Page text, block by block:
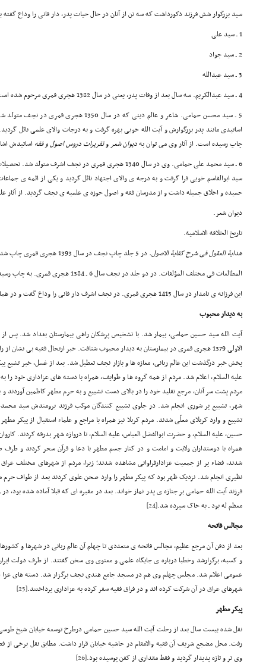
سید بزرگوار شش فرزند ذکورداشت که سه تن از آنان در حال حیات پدر، دار فانی را وداع گفته
1 ـ سید علی
2 ـ سید جواد
3 ـ سید عبدالله
4 ـ سید عبدالکریم. سه سال بعد از وفات پدر، یعنی در سال 1382 هجری قمری مرحوم شده است.
5 ـ سید محسن حمامی. شاعر و عالم دینی که در
اساتیدی مانند پدر بزرگوارش و آیت الله خویی بهره گرفت و به درجات والای علمی نائل
چاپ رسیده است. از آثار وی می توان بهدیوان شعروتقریرات دروس اصول و فقه اساتیدش
6 ـ سید محمد علی حمامی. وی در سال 1340 هجری قمری در نجف اشرف
سید ابوالقاسم خویی فرا گرفت و به درجه ی والای اجتهاد نائل گردید و یکی از ائمه ی
حمیده و اخلاق جمیله داشت و از مدرسان فقه و اصول حوزه ی علمیه ی نجف گردید. از آثار
دیوان شعر.
تاریخ الخلافة الاسلامیة.
هدایة العقول فی شرح کفایة الاصول. در 5 جلد چاپ نجف در سال 1393 هجری قمری چاپ شد.
المطالعات فی مختلف المؤلفات. در دو جلد در نجف سال 6 ـ 1384 هجری قمری. به چاپ رسیده است.
این فرزانه ی نامدار در سال 1415 هجری قمری. در نجف اشرف دار فانی را وداع گفت و در همان جا مدفون گردید.
به دیدار محبوب
الاولی 1379 هجری قمری در بیمارستان به دیدار محبوب شتافت. خبر ارتحال فقیه بی
پخش خبر درگذشت این عالم ربانی، مغازه ها و بازار نجف تعطیل شد. بعد از غسل، خبر تشیع
علیه السلام، اعلام شد. مردم از همه گروه ها و طوایف، همراه با دسته های عزاداری خود
مردم پشت سر آنان، مرجع تقلید خود را در بالای دست تشییع و به حرم مطهر کاظمین آوردند و
شهر، تشییع پر شوری انجام شد. در جلوی تشییع کنندگان موکب فرزند برومندش سید
تشییع و وارد کربلای معلّی شدند. مردم کربلا نیز همراه با مراجع و علماء استقبال از پیکر
حسین، علیه السلام، و حضرت ابوالفضل العباس، علیه السلام، تا دروازه شهر بدرقه کردند.
همراه با دوستداران ولایت و امامت و در کنار جسم مطهر با دعا و قرآن سحر کردند و
شدند، فضاء پر از جمعیت عزادارفراوانی مشاهده شدند؛ زیرا، مردم از شهرهای مختلف
نظیری انجام شد. نزدیک ظهر بود که پیکر مطهر را وارد صحن علوی کردند بعد از طواف
فرزند آیت الله حمامی بر جنازه ی پدر نماز خواند. بعد در مقبره ای که قبلا آماده شده
معظم له بود ـ به خاک سپرده شد.[24]
مجالس فاتحه
بعد از دفن آن مرجع عظیم، مجالس فاتحه ی متعددی تا چهلم آن عالم ربانی در شهرها و
و کسبه، برگزارشد وخطبا درباره ی جایگاه علمی و معنوی وی سخن گفتند. از طرف دولت
عمومی اعلام شد. مجلس چهلم وی هم در مسجد جامع هندی نجف برگزار شد. دسته های عزا از
شهرهای عراق در آن شرکت کرده اند و در فراق فقیه سفر کرده به عزاداری پرداختند.[25]
پیکر مطهر
نقل شده بیست سال بعد از رحلت آیت الله سید حسین حمامی درطرح توسعه خیابان شیخ
رفت. محل مضجع شریف آن فقیه والامقام در حاشیه خیابان قرار داشت. مطابق نقل برخی
وی تر و تازه پدیدار گردید و فقط مقداری از کفن پوسیده بود.[26]